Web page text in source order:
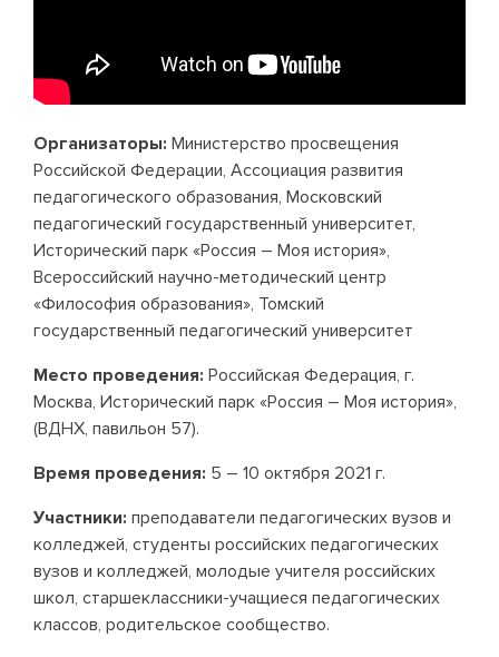
Организаторы: Министерство просвещения
Российской Федерации, Ассоциация развития
педагогического образования, Московский
педагогический государственный университет,
Исторический парк «Россия – Моя история»,
Всероссийский научно-методический центр
«Философия образования», Томский
государственный педагогический университет
Место проведения: Российская Федерация, г.
Москва, Исторический парк «Россия – Моя история»,
(ВДНХ, павильон 57).
Время проведения: 5 – 10 октября 2021 г.
Участники: преподаватели педагогических вузов и
колледжей, студенты российских педагогических
вузов и колледжей, молодые учителя российских
школ, старшеклассники-учащиеся педагогических
классов, родительское сообщество.